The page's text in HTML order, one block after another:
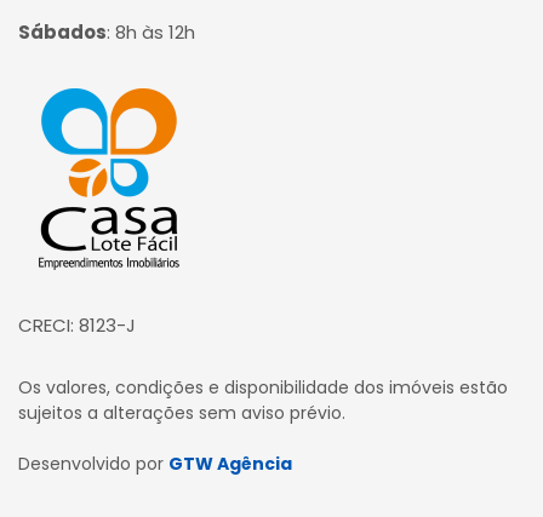
Sábados: 8h às 12h
Página inicial
CRECI: 8123-J
Os valores, condições e disponibilidade dos imóveis estão
sujeitos a alterações sem aviso prévio.
Desenvolvido por GTW Agência